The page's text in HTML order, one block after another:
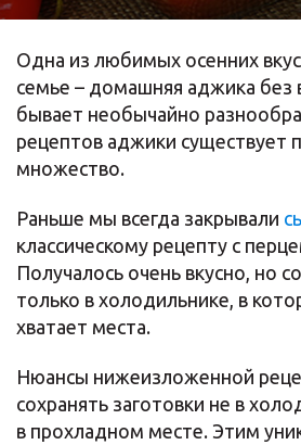
Одна из любимых осенних
семье – домашняя аджика без
бывает необычайно
рецептов аджики существует
множество.
Раньше мы всегда закрывали
классическому рецепту с
Получалось очень вкусно, но
только в холодильнике, в
хватает места.
Нюансы нижеизложенной
сохранять заготовки не в
в прохладном месте. Этим